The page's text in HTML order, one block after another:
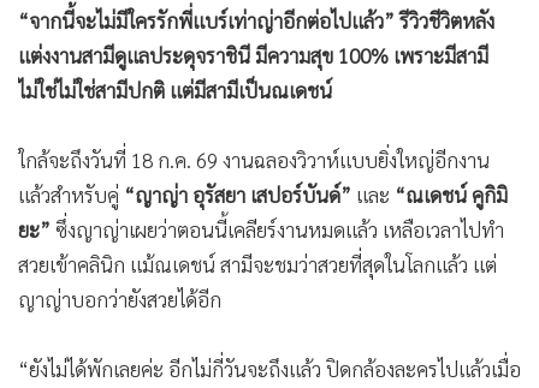
“จากนี้จะไม่มีใครรักพี่แบร์เท่าญ่าอีกต่อไปแล้ว” รีวิวชีวิตหลัง
แต่งงานสามีดูแลประดุจราชินี มีความสุข 100% เพราะมีสามี
ไม่ใช่ไม่ใช่สามีปกติ แต่มีสามีเป็นณเดชน์
ใกล้จะถึงวันที่ 18 ก.ค. 69 งานฉลองวิวาห์แบบยิ่งใหญ่อีกงาน
แล้วสำหรับคู่ “ญาญ่า อุรัสยา เสปอร์บันด์” และ “ณเดชน์ คูกิมิ
ยะ” ซึ่งญาญ่าเผยว่าตอนนี้เคลียร์งานหมดแล้ว เหลือเวลาไปทำ
สวยเข้าคลินิก แม้ณเดชน์ สามีจะชมว่าสวยที่สุดในโลกแล้ว แต่
ญาญ่าบอกว่ายังสวยได้อีก
“ยังไม่ได้พักเลยค่ะ อีกไม่กี่วันจะถึงแล้ว ปิดกล้องละครไปแล้วเมื่อ